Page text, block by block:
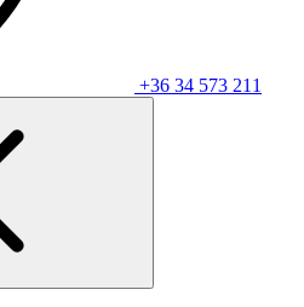
+36 34 573 211